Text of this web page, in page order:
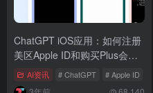
ChatGPT iOS应用：如何注册
美区Apple ID和购买Plus会员
【图文教程】
AI资讯 # ChatGPT # Apple ID